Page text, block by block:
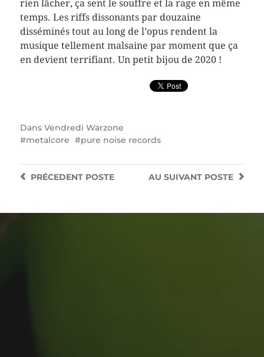
rien lâcher, ça sent le souffre et la rage en même
temps. Les riffs dissonants par douzaine
disséminés tout au long de l’opus rendent la
musique tellement malsaine par moment que ça
en devient terrifiant. Un petit bijou de 2020 !
Dans Vendredi Warzone
metalcore
pure noise records
AU SUIVANT POSTE
PRÉCEDENTPOSTE